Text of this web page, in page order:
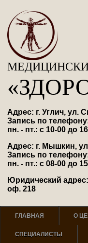
Адрес: г. Углич, ул.
Запись по
пн. - пт.: с 10-00 до
Адрес: г. Мышкин,
Запись по
пн. - пт.: с 08-00 до
Юридический адрес:
оф. 218
ГЛАВНАЯ О
СПЕЦИАЛИСТЫ